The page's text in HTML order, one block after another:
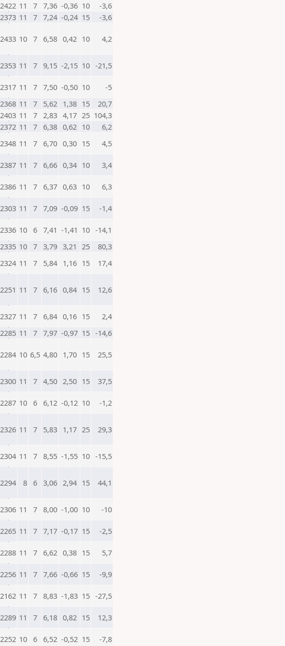
2422 11 7 7,36 -0,36 10
-3,6
2373 11 7 7,24 -0,24 15 -3,6
2433 10 7 6,58 0,42 10 4,2
2353 11 7 9,15 -2,15 10 -21,5
2317 11 7 7,50 -0,50 10
-5
2368 11 7 5,62 1,38 15
20,7
2403 11 7 2,83 4,17 25 104,3
2372 11 7 6,38 0,62 10
6,2
2348 11 7 6,70 0,30 15 4,5
2387 11 7 6,66 0,34 10 3,4
2386 11 7 6,37 0,63 10 6,3
2303 11 7 7,09 -0,09 15 -1,4
2336 10 6 7,41 -1,41 10 -14,1
2335 10 7 3,79 3,21 25
80,3
2324 11 7 5,84 1,16 15 17,4
2251 11 7 6,16 0,84 15 12,6
2327 11 7 6,84 0,16 15
2,4
2285 11 7 7,97 -0,97 15 -14,6
2284 10 6,5 4,80 1,70 15 25,5
2300 11 7 4,50 2,50 15 37,5
2287 10 6 6,12 -0,12 10 -1,2
2326 11 7 5,83 1,17 25 29,3
2304 11 7 8,55 -1,55 10 -15,5
2294 8 6 3,06 2,94 15 44,1
2306 11 7 8,00 -1,00 10 -10
2265 11 7 7,17 -0,17 15 -2,5
2288 11 7 6,62 0,38 15 5,7
2256 11 7 7,66 -0,66 15 -9,9
2162 11 7 8,83 -1,83 15 -27,5
2289 11 7 6,18 0,82 15 12,3
2252 10 6 6,52 -0,52 15 -7,8